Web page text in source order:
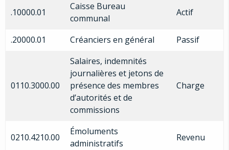
.10000.01
Caisse Bureau
communal
Actif
.20000.01 Créanciers en général Passif
0110.3000.00
Salaires, indemnités
journalières et jetons de
présence des membres
d’autorités et de
commissions
Charge
0210.4210.00
Émoluments
administratifs
Revenu